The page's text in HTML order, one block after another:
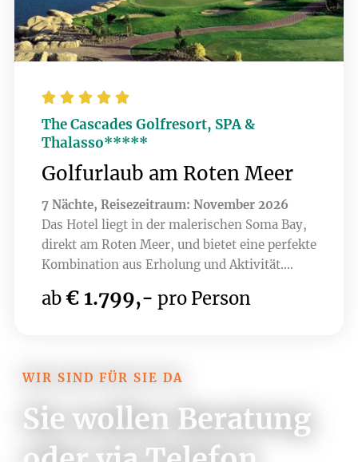
    
The Cascades Golfresort, SPA &
Thalasso*****
Golfurlaub am Roten Meer
7 Nächte, Reisezeitraum: November 2026
Das Hotel liegt in der malerischen Soma Bay,
direkt am Roten Meer, und bietet eine perfekte
Kombination aus Erholung und Aktivität.
sich hier nicht nur die Ruhe genießen,
Course mit seinen spektakulären Ausblicken
auf das Meer und die Wüste verspricht ein
einzigartiges Golferlebnis. Aktuell sind auch
bereits 9 Loch des brandneuen Golfplatzes
ab€ 1.799,- pro Person
WIR SIND FÜR SIE DA
Sie wollen Beratung